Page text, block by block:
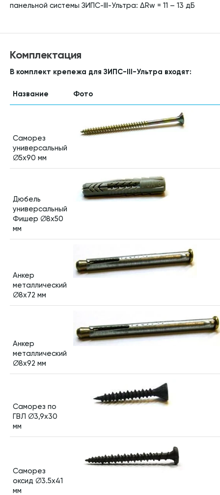
панельной системы ЗИПС-III-Ультра: ΔRw = 11 – 13 дБ
Комплектация
В комплект крепежа для ЗИПС-III-Ультра входят:
Название Фото
Саморез
универсальный
∅5х90 мм
Дюбель
универсальный
Фишер ∅8х50
мм
Анкер
металлический
∅8х72 мм
Анкер
металлический
∅8х92 мм
Саморез по
ГВЛ ∅3,9х30
мм
Саморез
оксид ∅3.5х41
мм